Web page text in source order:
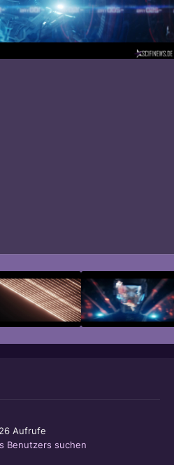
Aufrufe
Benutzers suchen